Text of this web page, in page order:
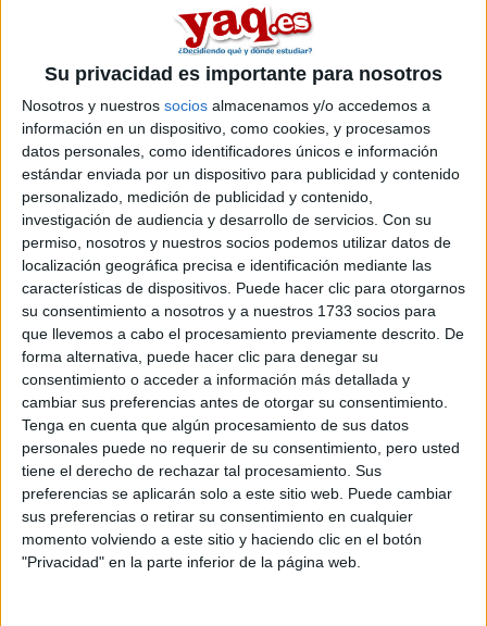
Su privacidad es importante para nosotros
Nosotros y nuestros socios almacenamos y/o accedemos a
información en un dispositivo, como cookies, y procesamos
datos personales, como identificadores únicos e información
estándar enviada por un dispositivo para publicidad y contenido
personalizado, medición de publicidad y contenido,
investigación de audiencia y desarrollo de servicios. Con su
permiso, nosotros y nuestros socios podemos utilizar datos de
localización geográfica precisa e identificación mediante las
características de dispositivos. Puede hacer clic para otorgarnos
su consentimiento a nosotros y a nuestros 1733 socios para
que llevemos a cabo el procesamiento previamente descrito. De
forma alternativa, puede hacer clic para denegar su
consentimiento o acceder a información más detallada y
cambiar sus preferencias antes de otorgar su consentimiento.
Tenga en cuenta que algún procesamiento de sus datos
personales puede no requerir de su consentimiento, pero usted
tiene el derecho de rechazar tal procesamiento. Sus
preferencias se aplicarán solo a este sitio web. Puede cambiar
sus preferencias o retirar su consentimiento en cualquier
momento volviendo a este sitio y haciendo clic en el botón
"Privacidad" en la parte inferior de la página web.
Curso de Capacidad Innovadora y
Emprendimiento
UNIVERSIDAD NACIONAL DE EDUCACIóN A DISTANCIA
(UNED) (Universidad Pública)
Tipo: Curso
Pídeles información ¡GRATIS!
Online |Madrid
Curso de Comercio Exterior
UNIVERSIDAD NACIONAL DE EDUCACIóN A DISTANCIA
(Universidad Pública)
Tipo:
Pídeles información ¡GRATIS!
Online |
Curso de Curso Básico de
Autoempleo: Cómo Crear Su Propio Negocio
UNIVERSIDAD NACIONAL DE EDUCACIóN A DISTANCIA
(UNED) (Universidad Pública)
Tipo: Curso
Pídeles información ¡GRATIS!